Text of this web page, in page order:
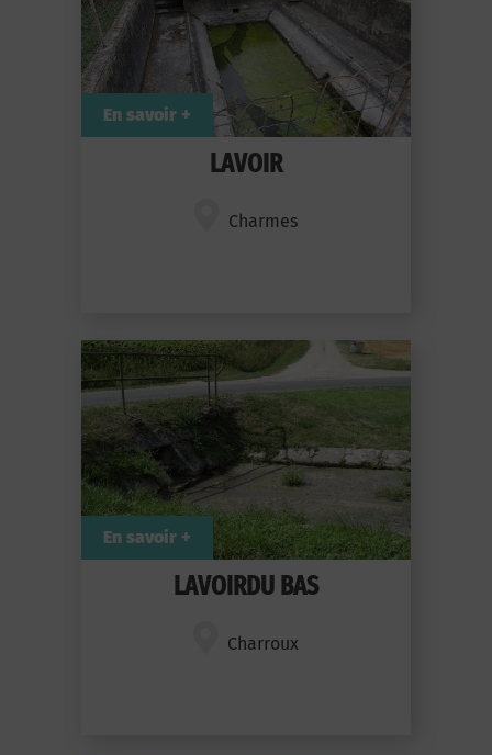
LAVOIR
Charmes
En savoir +
LAVOIRDU BAS
Charroux
En savoir +